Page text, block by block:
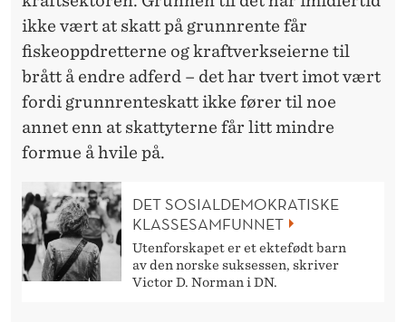
ikke vært at skatt på grunnrente får
fiskeoppdretterne og kraftverkseierne til
brått å endre adferd – det har tvert imot vært
fordi grunnrenteskatt ikke fører til noe
annet enn at skattyterne får litt mindre
formue å hvile på.
DET SOSIALDEMOKRATISKE
KLASSESAMFUNNET
Utenforskapet er et ektefødt barn
av den norske suksessen, skriver
Victor D. Norman i DN.